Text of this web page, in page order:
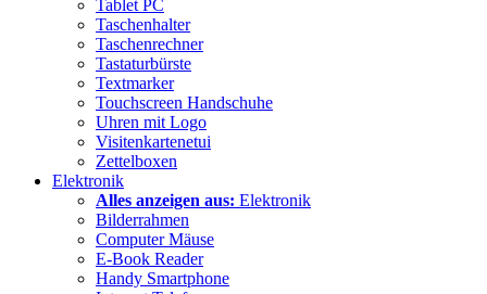
Tablet PC
Taschenhalter
Taschenrechner
Tastaturbürste
Textmarker
Touchscreen Handschuhe
Uhren mit Logo
Visitenkartenetui
Zettelboxen
Elektronik
Alles anzeigen aus: Elektronik
Bilderrahmen
Computer Mäuse
E-Book Reader
Handy Smartphone